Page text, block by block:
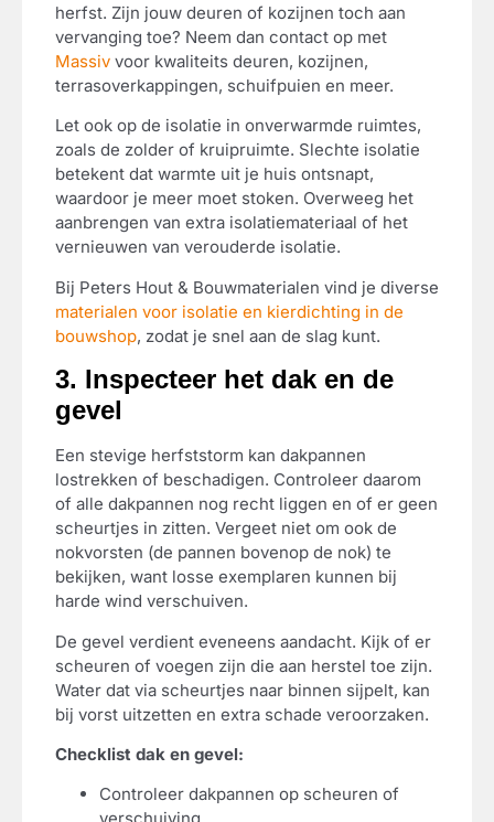
herfst. Zijn jouw deuren of kozijnen toch aan
vervanging toe? Neem dan contact op met
Massiv voor kwaliteits deuren, kozijnen,
terrasoverkappingen, schuifpuien en meer.
Let ook op de isolatie in onverwarmde ruimtes,
zoals de zolder of kruipruimte. Slechte isolatie
betekent dat warmte uit je huis ontsnapt,
waardoor je meer moet stoken. Overweeg het
aanbrengen van extra isolatiemateriaal of het
vernieuwen van verouderde isolatie.
Bij Peters Hout & Bouwmaterialen vind je diverse
materialen voor isolatie en kierdichting in de
bouwshop, zodat je snel aan de slag kunt.
3. Inspecteer het dak en de
gevel
Een stevige herfststorm kan dakpannen
lostrekken of beschadigen. Controleer daarom
of alle dakpannen nog recht liggen en of er geen
scheurtjes in zitten. Vergeet niet om ook de
nokvorsten (de pannen bovenop de nok) te
bekijken, want losse exemplaren kunnen bij
harde wind verschuiven.
De gevel verdient eveneens aandacht. Kijk of er
scheuren of voegen zijn die aan herstel toe zijn.
Water dat via scheurtjes naar binnen sijpelt, kan
bij vorst uitzetten en extra schade veroorzaken.
Checklist dak en gevel:
Controleer dakpannen op scheuren of